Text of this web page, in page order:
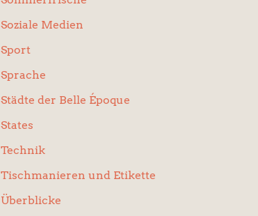
Soziale Medien
Sport
Sprache
Städte der Belle Époque
States
Technik
Tischmanieren und Etikette
Überblicke